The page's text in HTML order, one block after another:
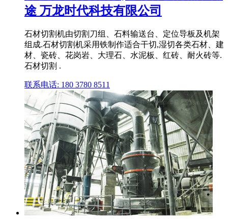
途 万龙时代科技有限公司
石材切割机由切割刀组、石料输送台、定位导板及机架
组成.石材切割机采用铁制作适合干切,湿切各类石材、建
材、瓷砖、花岗岩、大理石、水泥板、红砖、耐火砖等.
石材切割 .
联系电话: 180 3780 8511